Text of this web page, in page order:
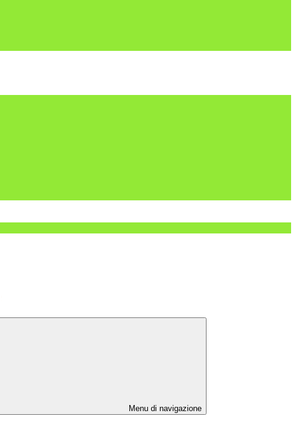
Menu di navigazione